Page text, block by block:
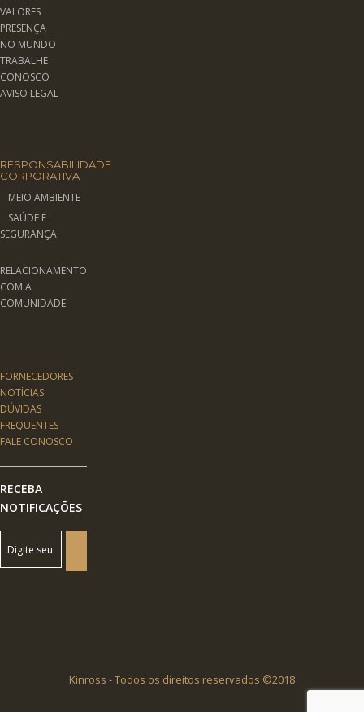
VALORES
PRESENÇA
NO MUNDO
TRABALHE
CONOSCO
AVISO LEGAL
RESPONSABILIDADE
CORPORATIVA
MEIO AMBIENTE
SAÚDE E
SEGURANÇA
RELACIONAMENTO
COM A
COMUNIDADE
FORNECEDORES
NOTÍCIAS
DÚVIDAS
FREQUENTES
FALE CONOSCO
RECEBA
NOTIFICAÇÕES
Kinross - Todos os direitos reservados ©2018